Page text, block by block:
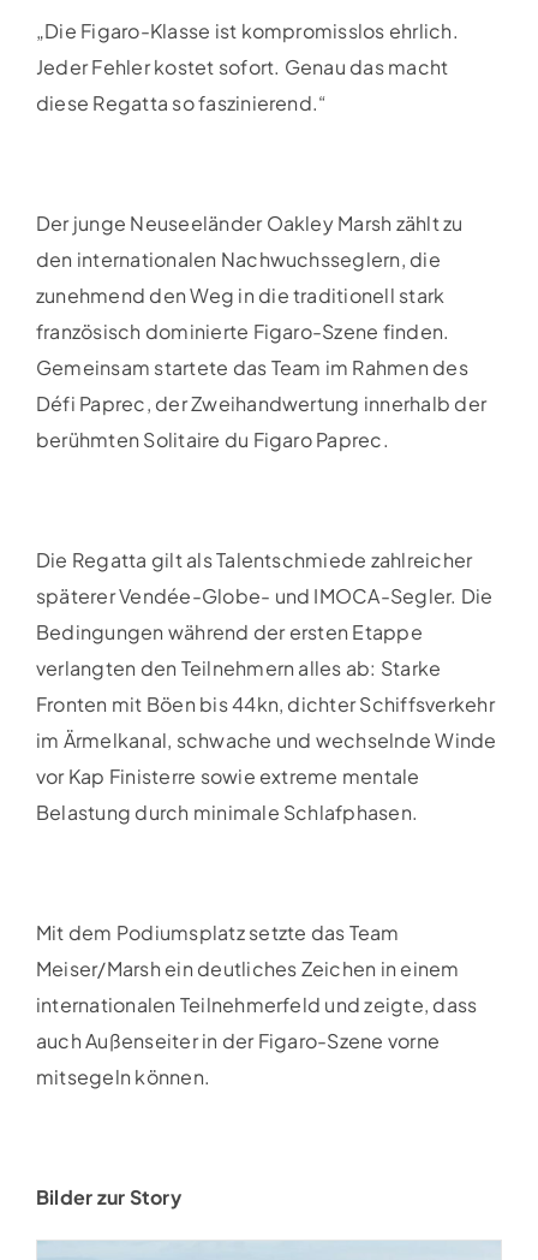
„Die Figaro-Klasse ist kompromisslos ehrlich.
Jeder Fehler kostet sofort. Genau das macht
diese Regatta so faszinierend.“
Der junge Neuseeländer Oakley Marsh zählt zu
den internationalen Nachwuchsseglern, die
zunehmend den Weg in die traditionell stark
französisch dominierte Figaro-Szene finden.
Gemeinsam startete das Team im Rahmen des
Défi Paprec, der Zweihandwertung innerhalb der
berühmten Solitaire du Figaro Paprec.
Die Regatta gilt als Talentschmiede zahlreicher
späterer Vendée-Globe- und IMOCA-Segler. Die
Bedingungen während der ersten Etappe
verlangten den Teilnehmern alles ab: Starke
Fronten mit Böen bis 44kn, dichter Schiffsverkehr
im Ärmelkanal, schwache und wechselnde Winde
vor Kap Finisterre sowie extreme mentale
Belastung durch minimale Schlafphasen.
Mit dem Podiumsplatz setzte das Team
Meiser/Marsh ein deutliches Zeichen in einem
internationalen Teilnehmerfeld und zeigte, dass
auch Außenseiter in der Figaro-Szene vorne
mitsegeln können.
Bilder zur Story